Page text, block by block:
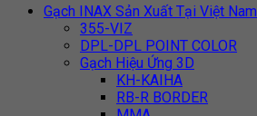
Gạch INAX Sản Xuất Tại Việt Nam
355-VIZ
DPL-DPL POINT COLOR
Gạch Hiệu Ứng 3D
KH-KAIHA
RB-R BORDER